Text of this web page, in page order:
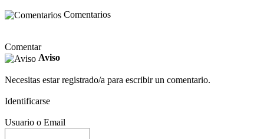
Comentarios
Comentar
Aviso
Necesitas estar registrado/a para escribir un comentario.
Identificarse
Usuario o Email